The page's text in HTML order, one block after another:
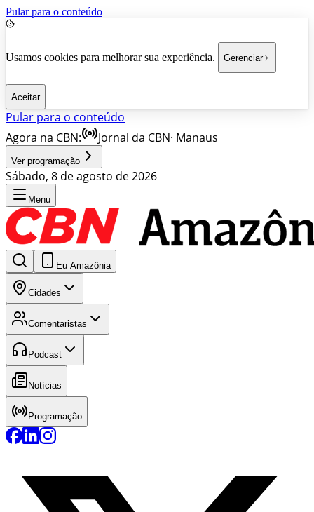
Pular para o conteúdo
Usamos cookies para melhorar sua experiência. Gerenciar
Aceitar
Pular para o conteúdo
Agora na CBN:
Jornal da CBN· Manaus
Ver programação
Sábado, 8 de agosto de 2026
Menu
Eu Amazônia
Cidades
Comentaristas
Podcast
Notícias
Programação